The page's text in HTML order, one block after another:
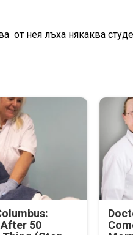
от нея лъха някаква
50